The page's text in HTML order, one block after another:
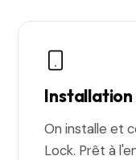
Installation
On installe et
Lock. Prêt à